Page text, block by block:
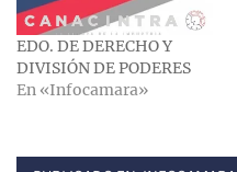
EDO. DE DERECHO Y
DIVISIÓN DE PODERES
En «Infocamara»